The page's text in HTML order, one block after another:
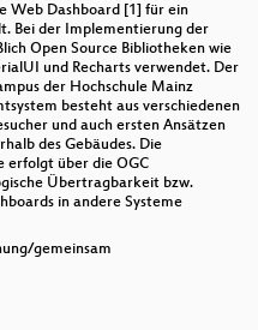
Web Dashboard [1] für ein
Bei der Implementierung der
Open Source Bibliotheken wie
und Recharts verwendet. Der
der Hochschule Mainz
besteht aus verschiedenen
und auch ersten Ansätzen
des Gebäudes. Die
erfolgt über die OGC
Übertragbarkeit bzw.
in andere Systeme
gemeinsam